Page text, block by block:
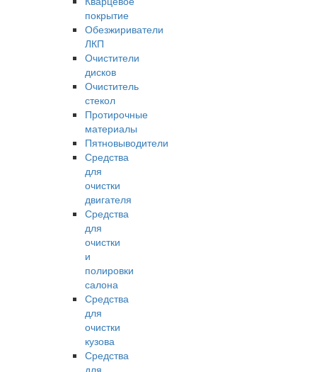
покрытие
Обезжириватели
ЛКП
Очистители
дисков
Очиститель
стекол
Протирочные
материалы
Пятновыводители
Средства
для
очистки
двигателя
Средства
для
очистки
и
полировки
салона
Средства
для
очистки
кузова
Средства
для